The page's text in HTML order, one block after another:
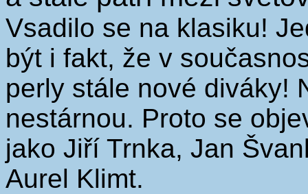
Vsadilo se na klasiku!
být i fakt, že v
perly stále nové diváky!
nestárnou. Proto se
jako Jiří Trnka, Jan
Aurel Klimt.